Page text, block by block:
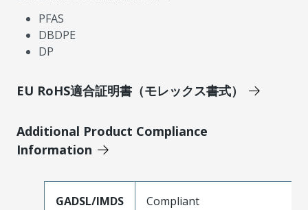
PFAS
DBDPE
DP
EU RoHS適合証明書（モレックス書式）
Additional Product Compliance
Information
GADSL/IMDS Compliant